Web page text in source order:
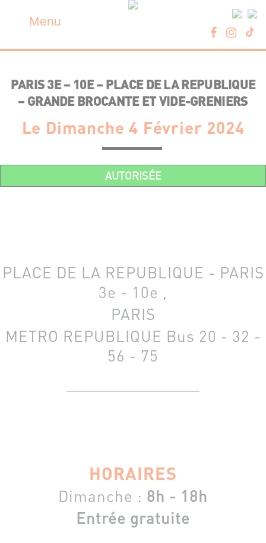
content
Menu
PARIS 3E – 10E – PLACE DE LA REPUBLIQUE
– GRANDE BROCANTE ET VIDE-GRENIERS
Le Dimanche 4 Février 2024
AUTORISÉE
PLACE DE LA REPUBLIQUE - PARIS
3e - 10e ,
PARIS
METRO REPUBLIQUE Bus 20 - 32 -
56 - 75
HORAIRES
Dimanche : 8h - 18h
Entrée gratuite
Panneau de gestion des cookies